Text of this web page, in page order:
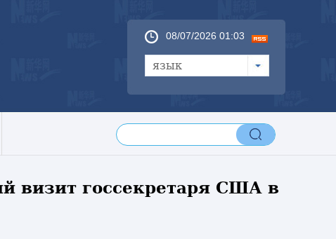
08/07/2026 01:03
язык
визит госсекретаря США в